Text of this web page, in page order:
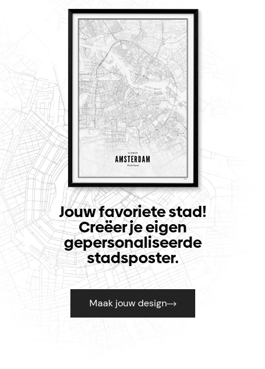
Jouw favoriete stad!
Creëer je eigen
gepersonaliseerde
stadsposter.
Maak jouw design